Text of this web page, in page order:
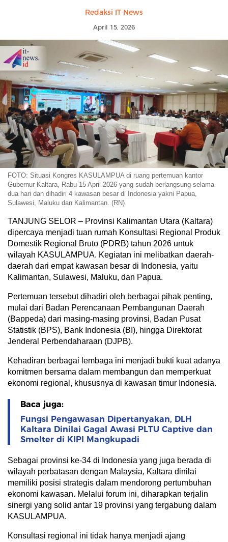
Redaksi IT News
April 15, 2026
FOTO: Situasi Kongres KASULAMPUA di ruang pertemuan kantor
Gubernur Kaltara, Rabu 15 April 2026 yang sudah berlangsung selama
dua hari dan dihadiri 4 kawasan besar di Indonesia yakni Papua,
Sulawesi, Maluku dan Kalimantan. (RN)
TANJUNG SELOR – Provinsi Kalimantan Utara (Kaltara)
dipercaya menjadi tuan rumah Konsultasi Regional Produk
Domestik Regional Bruto (PDRB) tahun 2026 untuk
wilayah KASULAMPUA. Kegiatan ini melibatkan daerah-
daerah dari empat kawasan besar di Indonesia, yaitu
Kalimantan, Sulawesi, Maluku, dan Papua.
Pertemuan tersebut dihadiri oleh berbagai pihak penting,
mulai dari Badan Perencanaan Pembangunan Daerah
(Bappeda) dari masing-masing provinsi, Badan Pusat
Statistik (BPS), Bank Indonesia (BI), hingga Direktorat
Jenderal Perbendaharaan (DJPB).
Kehadiran berbagai lembaga ini menjadi bukti kuat adanya
komitmen bersama dalam membangun dan memperkuat
ekonomi regional, khususnya di kawasan timur Indonesia.
Baca juga:
Fungsi Pengawasan Dipertanyakan, DLH
Kaltara Dinilai Gagal Awasi PLTU Captive dan
Smelter di KIPI Mangkupadi
Sebagai provinsi ke-34 di Indonesia yang juga berada di
wilayah perbatasan dengan Malaysia, Kaltara dinilai
memiliki posisi strategis dalam mendorong pertumbuhan
ekonomi kawasan. Melalui forum ini, diharapkan terjalin
sinergi yang solid antar 19 provinsi yang tergabung dalam
KASULAMPUA.
Konsultasi regional ini tidak hanya menjadi ajang